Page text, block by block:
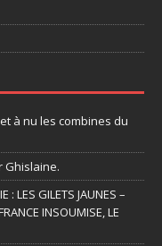
à nu les combines du
Ghislaine.
: LES GILETS JAUNES –
INSOUMISE, LE